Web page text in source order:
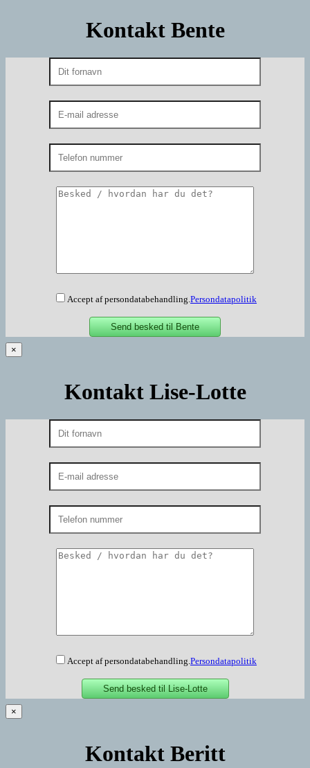
Kontakt Bente
Accept af persondatabehandling.Persondatapolitik
×
Kontakt Lise-Lotte
Accept af persondatabehandling.Persondatapolitik
×
Kontakt Beritt